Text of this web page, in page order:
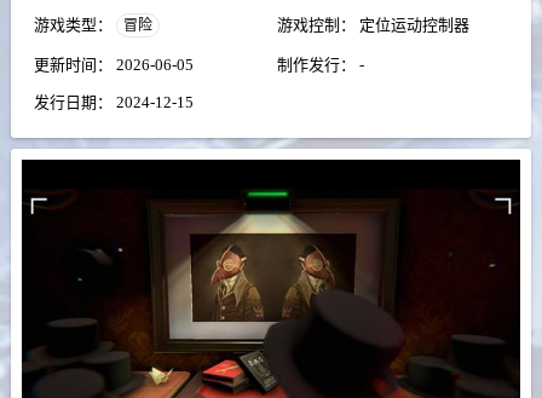
游戏类型： 冒险 游戏控制： 定位运动控制器
更新时间： 2026-06-05 制作发行： -
发行日期： 2024-12-15